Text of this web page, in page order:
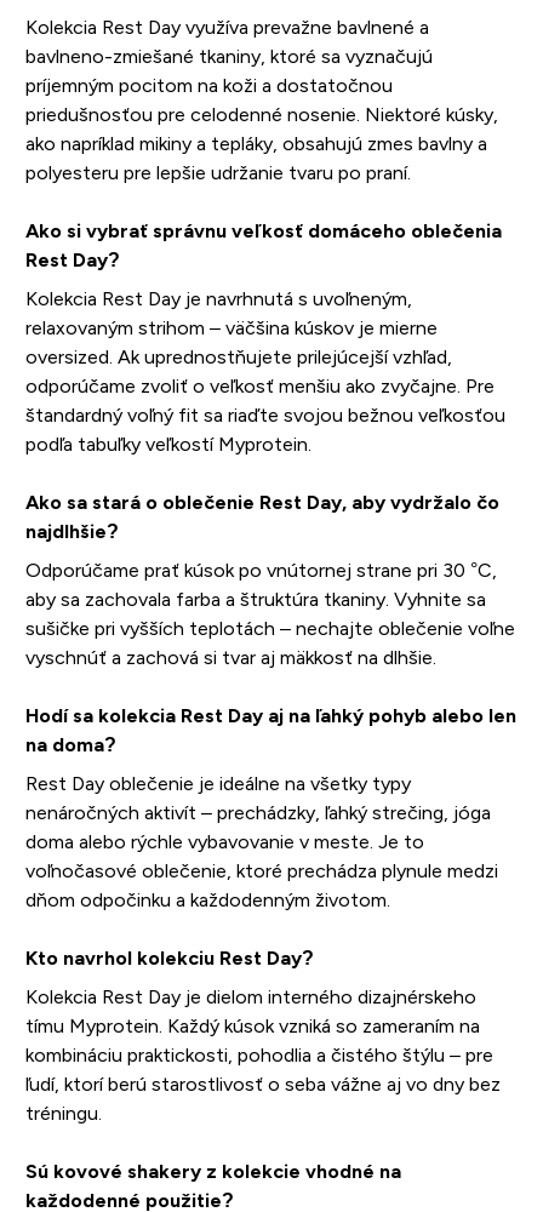
Kolekcia Rest Day využíva prevažne bavlnené a
bavlneno-zmiešané tkaniny, ktoré sa vyznačujú
príjemným pocitom na koži a dostatočnou
priedušnosťou pre celodenné nosenie. Niektoré kúsky,
ako napríklad mikiny a tepláky, obsahujú zmes bavlny a
polyesteru pre lepšie udržanie tvaru po praní.
Ako si vybrať správnu veľkosť domáceho oblečenia
Rest Day?
Kolekcia Rest Day je navrhnutá s uvoľneným,
relaxovaným strihom – väčšina kúskov je mierne
oversized. Ak uprednostňujete prilejúcejší vzhľad,
odporúčame zvoliť o veľkosť menšiu ako zvyčajne. Pre
štandardný voľný fit sa riaďte svojou bežnou veľkosťou
podľa tabuľky veľkostí Myprotein.
Ako sa stará o oblečenie Rest Day, aby vydržalo čo
najdlhšie?
Odporúčame prať kúsok po vnútornej strane pri 30 °C,
aby sa zachovala farba a štruktúra tkaniny. Vyhnite sa
sušičke pri vyšších teplotách – nechajte oblečenie voľne
vyschnúť a zachová si tvar aj mäkkosť na dlhšie.
Hodí sa kolekcia Rest Day aj na ľahký pohyb alebo len
na doma?
Rest Day oblečenie je ideálne na všetky typy
nenáročných aktivít – prechádzky, ľahký strečing, jóga
doma alebo rýchle vybavovanie v meste. Je to
voľnočasové oblečenie, ktoré prechádza plynule medzi
dňom odpočinku a každodenným životom.
Kto navrhol kolekciu Rest Day?
Kolekcia Rest Day je dielom interného dizajnérskeho
tímu Myprotein. Každý kúsok vzniká so zameraním na
kombináciu praktickosti, pohodlia a čistého štýlu – pre
ľudí, ktorí berú starostlivosť o seba vážne aj vo dny bez
tréningu.
Sú kovové shakery z kolekcie vhodné na
každodenné použitie?